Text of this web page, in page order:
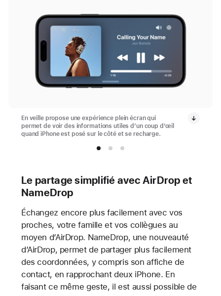
En veille propose une expérience plein écran qui
permet de voir des informations utiles d’un coup d’œil
quand iPhone est posé sur le côté et se recharge.
Le partage simplifié avec AirDrop et
NameDrop
Échangez encore plus facilement avec vos
proches, votre famille et vos collègues au
moyen d’AirDrop. NameDrop, une nouveauté
d’AirDrop, permet de partager plus facilement
des coordonnées, y compris son affiche de
contact, en rapprochant deux iPhone. En
faisant ce même geste, il est aussi possible de